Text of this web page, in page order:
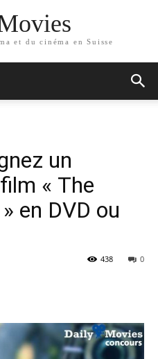
et du cinéma en Suisse
un
« The
en DVD ou
0
438